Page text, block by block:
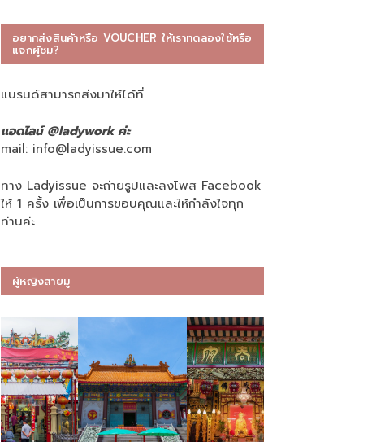
อยากส่งสินค้าหรือ VOUCHER ให้เราทดลองใช้หรือ
แจกผู้ชม?
แบรนด์สามารถส่งมาให้ได้ที่
แอดไลน์ @ladywork ค่ะ
mail: info@ladyissue.com
ทาง Ladyissue จะถ่ายรูปและลงโพส Facebook
ให้ 1 ครั้ง เพื่อเป็นการขอบคุณและให้กำลังใจทุก
ท่านค่ะ
ผู้หญิงสายมู